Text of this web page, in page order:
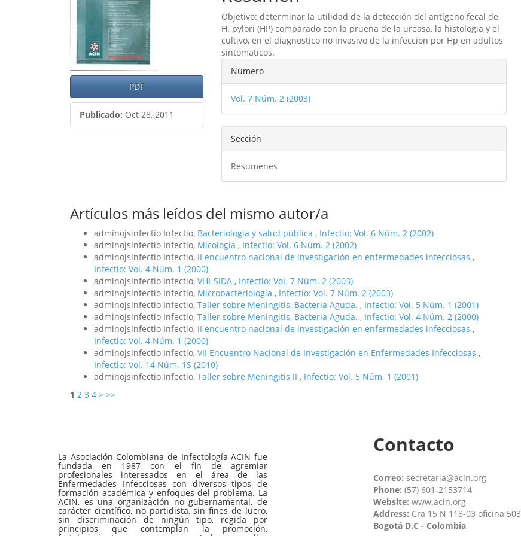
del
artículo
PDF
Publicado: Oct 28, 2011
del
artículo
Objetivo: determinar la utilidad de la detección del antígeno fecal de
H. pylori (HP) comparado con la pruena de la ureasa, la histologia y el
cultivo, en el diagnostico no invasivo de la infeccion por Hp en adultos
sintomaticos.
Detalles
del
artículo
Número
Vol. 7 Núm. 2 (2003)
Sección
Resumenes
Artículos más leídos del mismo autor/a
adminojsinfectio Infectio, Bacteriología y salud pública , Infectio: Vol. 6 Núm. 2 (2002)
adminojsinfectio Infectio, Micología , Infectio: Vol. 6 Núm. 2 (2002)
adminojsinfectio Infectio, II encuentro nacional de investigación en enfermedades infecciosas ,
Infectio: Vol. 4 Núm. 1 (2000)
adminojsinfectio Infectio, VHI-SIDA , Infectio: Vol. 7 Núm. 2 (2003)
adminojsinfectio Infectio, Microbacteriología , Infectio: Vol. 7 Núm. 2 (2003)
adminojsinfectio Infectio, Taller sobre Meningitis, Bacteria Aguda. , Infectio: Vol. 5 Núm. 1 (2001)
adminojsinfectio Infectio, Taller sobre Meningitis, Bacteria Aguda. , Infectio: Vol. 4 Núm. 2 (2000)
adminojsinfectio Infectio, II encuentro nacional de investigación en enfermedades infecciosas ,
Infectio: Vol. 4 Núm. 1 (2000)
adminojsinfectio Infectio, VII Encuentro Nacional de Investigación en Enfermedades Infecciosas ,
Infectio: Vol. 14 Núm. 1S (2010)
adminojsinfectio Infectio, Taller sobre Meningitis II , Infectio: Vol. 5 Núm. 1 (2001)
1 2 3 4 > >>
La Asociación Colombiana de Infectología ACIN fue
fundada en 1987 con el fin de agremiar
profesionales interesados en el área de las
Enfermedades Infecciosas con diversos tipos de
formación académica y enfoques del problema. La
ACIN, es una organización no gubernamental, de
carácter científico, no partidista, sin fines de lucro,
sin discriminación de ningún tipo, regida por
principios que contemplan la promoción,
Contacto
Correo: secretaria@acin.org
Phone: (57) 601-2153714
Website: www.acin.org
Address: Cra 15 N 118-03 oficina 503
Bogotá D.C - Colombia